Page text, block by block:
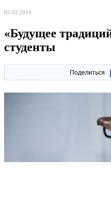
05.02.2016
«Будущее
студенты
Поделиться